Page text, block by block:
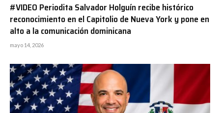
#VIDEO Periodita Salvador Holguín recibe histórico
reconocimiento en el Capitolio de Nueva York y pone en
alto a la comunicación dominicana
mayo 14, 2026